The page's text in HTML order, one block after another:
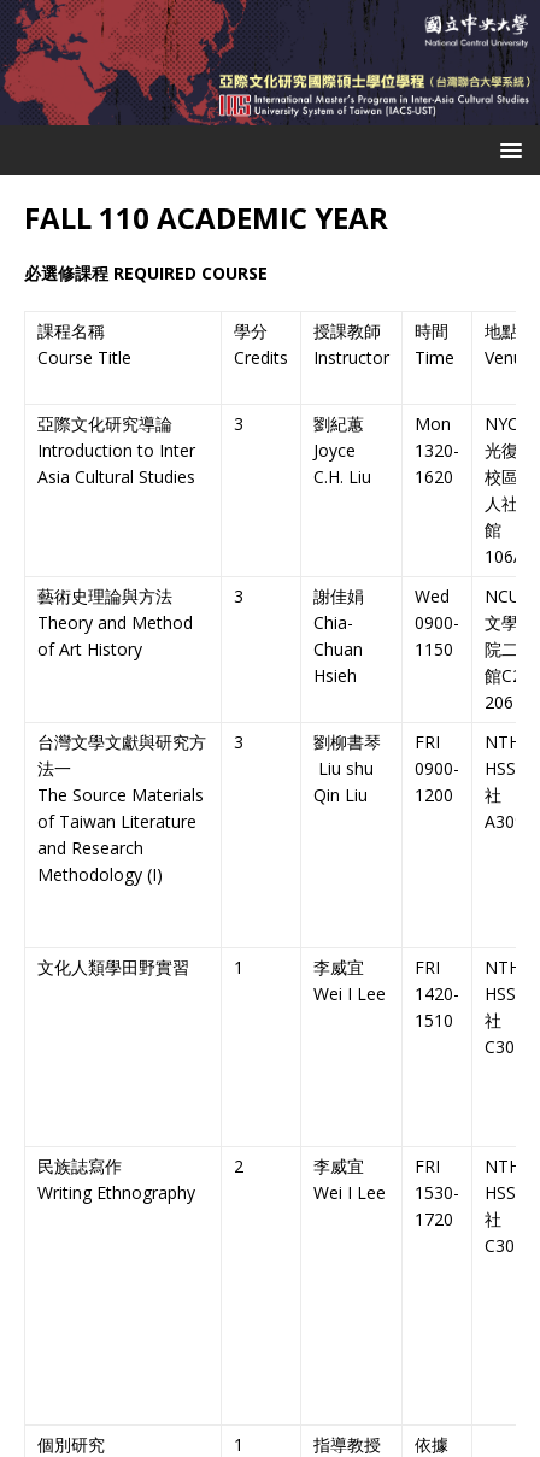
FALL 110 ACADEMIC YEAR
必選修課程 REQUIRED COURSE
課程名稱
Course Title
學分
Credits
授課教師
Instructor
時間
Time
地點
Venue
亞際文化研究導論
Introduction to Inter
Asia Cultural Studies
3
劉紀蕙
Joyce
C.H. Liu
Mon
1320-
1620
NYCU
光復
校區
人社
館
106A
藝術史理論與方法
Theory and Method
of Art History
3
謝佳娟
Chia-
Chuan
Hsieh
Wed
0900-
1150
NCU
文學
院二
館C2-
206
台灣文學文獻與研究方
法一
The Source Materials
of Taiwan Literature
and Research
Methodology (I)
3
劉柳書琴
Liu shu
Qin Liu
FRI
0900-
1200
NTHU
HSS
社
A309
文化人類學田野實習 1
李威宜
Wei I Lee
FRI
1420-
1510
NTHU
HSS
社
C304
民族誌寫作
Writing Ethnography
2
李威宜
Wei I Lee
FRI
1530-
1720
NTHU
HSS
社
C304
個別研究
1
指導教授
依據